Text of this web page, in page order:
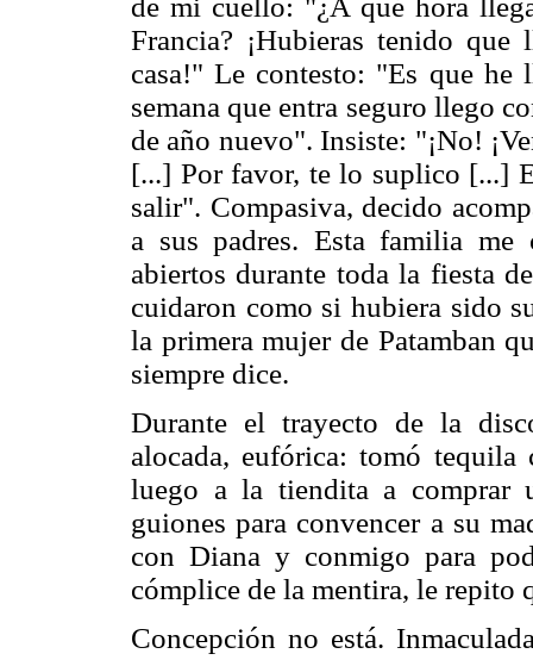
de mi cuello: "¿A qué hora
Francia? ¡Hubieras tenido
casa!" Le contesto: "Es que he
semana que entra seguro llego
de año nuevo". Insiste: "¡No!
[...] Por favor, te lo suplico [...]
salir". Compasiva, decido
a sus padres. Esta familia
abiertos durante toda la fiesta
cuidaron como si hubiera sido
la primera mujer de Patamban
siempre dice.
Durante el trayecto de la
alocada, eufórica: tomó
luego a la tiendita a comprar
guiones para convencer a su
con Diana y conmigo para
cómplice de la mentira, le repito
Concepción no está.